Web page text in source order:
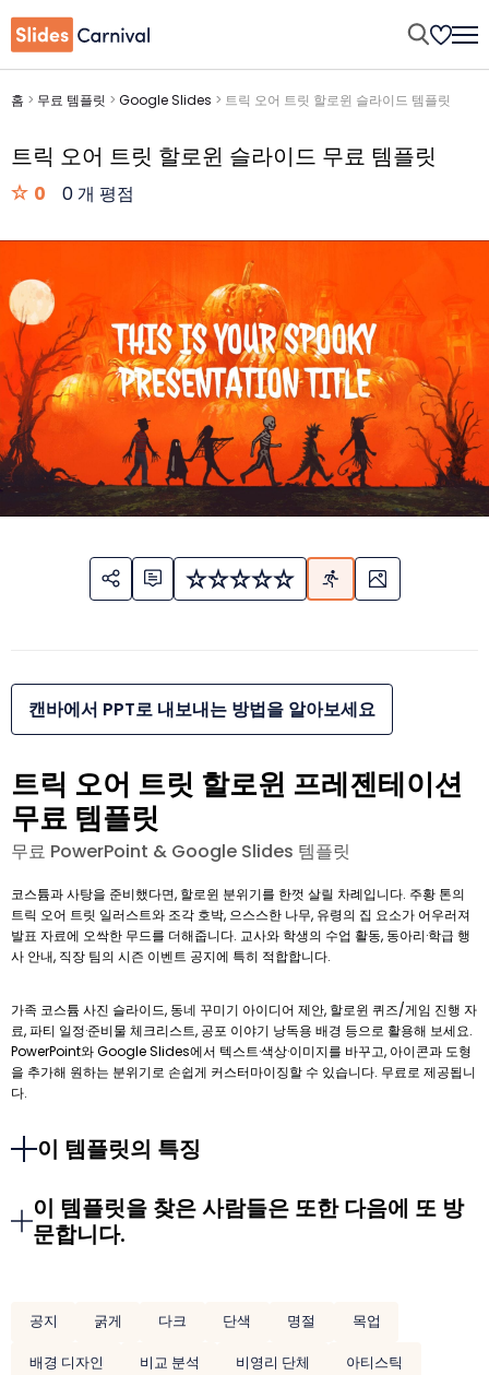
홈 > 무료 템플릿 > Google Slides > 트릭 오어 트릿 할로윈 슬라이드 템플릿
트릭 오어 트릿 할로윈 슬라이드 무료 템플릿
0 0 개 평점
캔바에서 PPT로 내보내는 방법을 알아보세요
트릭 오어 트릿 할로윈 프레젠테이션
무료 템플릿
무료 PowerPoint & Google Slides 템플릿
코스튬과 사탕을 준비했다면, 할로윈 분위기를 한껏 살릴 차례입니다. 주황 톤의
트릭 오어 트릿 일러스트와 조각 호박, 으스스한 나무, 유령의 집 요소가 어우러져
발표 자료에 오싹한 무드를 더해줍니다. 교사와 학생의 수업 활동, 동아리·학급 행
사 안내, 직장 팀의 시즌 이벤트 공지에 특히 적합합니다.
가족 코스튬 사진 슬라이드, 동네 꾸미기 아이디어 제안, 할로윈 퀴즈/게임 진행 자
료, 파티 일정·준비물 체크리스트, 공포 이야기 낭독용 배경 등으로 활용해 보세요.
PowerPoint와 Google Slides에서 텍스트·색상·이미지를 바꾸고, 아이콘과 도형
을 추가해 원하는 분위기로 손쉽게 커스터마이징할 수 있습니다. 무료로 제공됩니
다.
이 템플릿의 특징
이 템플릿을 찾은 사람들은 또한 다음에 또 방
문합니다.
공지 굵게 다크 단색 명절
목업
배경 디자인
비교 분석 비영리 단체
아티스틱